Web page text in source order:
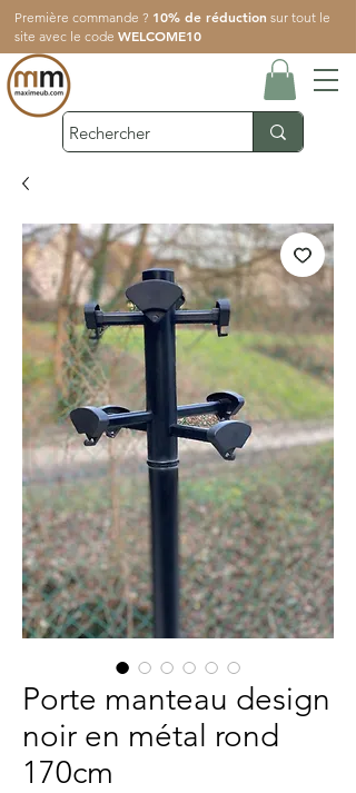
Première commande ? 10% de réduction sur tout le
site avec le code WELCOME10
Porte manteau design
noir en métal rond
170cm